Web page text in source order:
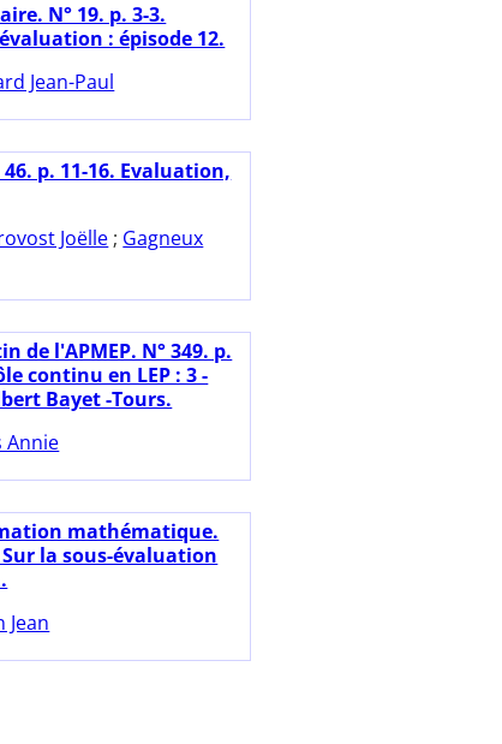
N° 19. p. 3-3.
: épisode 12.
Jean-Paul
46. p. 11-16. Evaluation,
Joëlle ; Gagneux
de l'APMEP. N° 349. p.
continu en LEP : 3 -
Bayet -Tours.
Annie
mathématique.
Sur la sous-évaluation
Jean